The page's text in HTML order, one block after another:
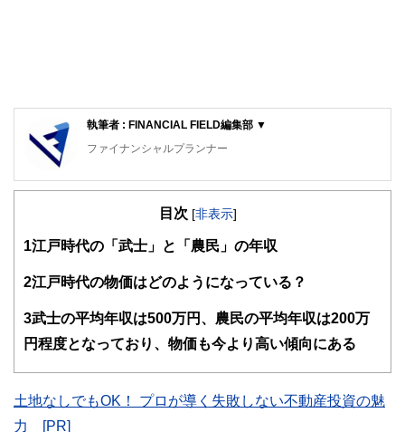
執筆者 : FINANCIAL FIELD編集部 ▼
ファイナンシャルプランナー
FinancialField編集部は、金融、経済に関する記事を、日々
知識がない方でも理解できるようわかりやすく発信していま
得者を中心に「お金や暮らし」に関する書籍・雑誌の編集経
験者で構成され、企画立案から記事掲載まですべての工程に
FinancialFieldの特徴は、ファイナンシャルプランナー、弁
ドバイザー、DCプランナー、公認会計士、社会保険労務
ど150名以上の有資格者を執筆者・監修者として迎え、むず
目次 [非表示]
1 江戸時代の「武士」と「農民」の年収
2江戸時代の物価はどのようになっている？
3武士の平均年収は500万円、農民の平均年収は200万
円程度となっており、物価も今より高い傾向にある
土地なしでもOK！ プロが導く失敗しない不動産投資の魅
力 [PR]